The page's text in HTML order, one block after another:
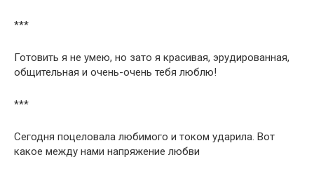
***
Готовить я не умею, но зато я красивая, эрудированная,
общительная и очень-очень тебя люблю!
***
Сегодня поцеловала любимого и током ударила. Вот
какое между нами напряжение любви